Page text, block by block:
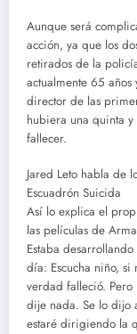
Aunque será
acción, ya que los
retirados de la
actualmente 65
director de las
hubiera una quinta y
fallecer.
Jared Leto habla de
Escuadrón Suicida
Así lo explica el
las películas de
Estaba
día: Escucha niño, si
verdad falleció.
dije nada. Se lo dijo
estaré dirigiendo la